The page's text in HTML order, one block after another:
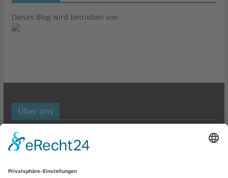
Dieses Blog wird betrieben von
Über uns
Werbund- und Marketing Blog
Links